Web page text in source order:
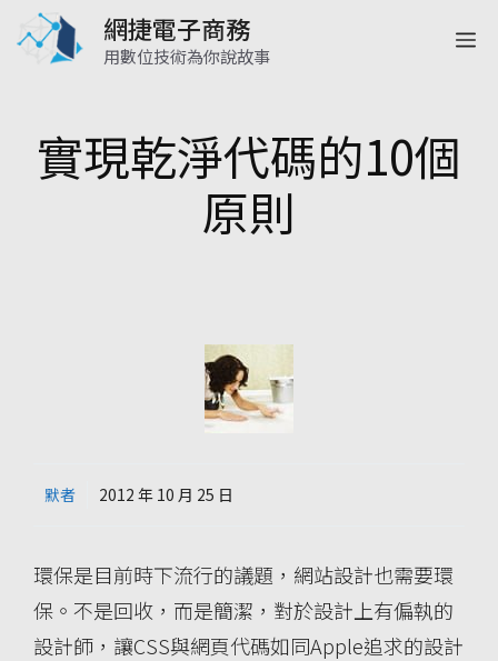
至
網捷電子商務
用數位技術為你說故事
選
實現乾淨代碼的10個
原則
默者 2012 年 10 月 25 日
環保是目前時下流行的議題，網站設計也需要環
保。不是回收，而是簡潔，對於設計上有偏執的
設計師，讓CSS與網頁代碼如同Apple追求的設計